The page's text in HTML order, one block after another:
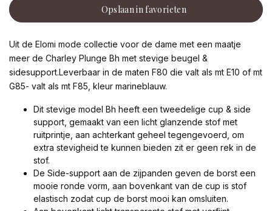
Opslaan in favorieten
Uit de Elomi mode collectie voor de dame met een maatje
meer de Charley Plunge Bh met stevige beugel &
sidesupport.Leverbaar in de maten F80 die valt als mt E10 of mt
G85- valt als mt F85, kleur marineblauw.
Dit stevige model Bh heeft een tweedelige cup & side
support, gemaakt van een licht glanzende stof met
ruitprintje, aan achterkant geheel tegengevoerd, om
extra stevigheid te kunnen bieden zit er geen rek in de
stof.
De Side-support aan de zijpanden geven de borst een
mooie ronde vorm, aan bovenkant van de cup is stof
elastisch zodat cup de borst mooi kan omsluiten.